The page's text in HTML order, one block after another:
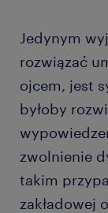
Jedynym
rozwiązać
ojcem, jest
byłoby
zwolnienie
takim
zakładowej